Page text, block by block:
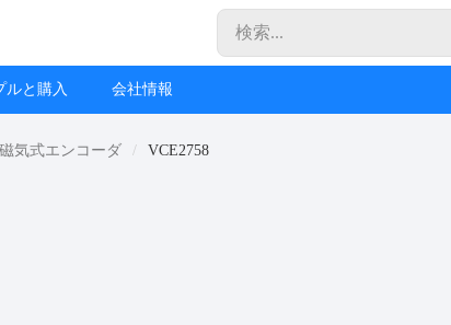
ルと購入 会社情報
磁気式エンコーダ VCE2758